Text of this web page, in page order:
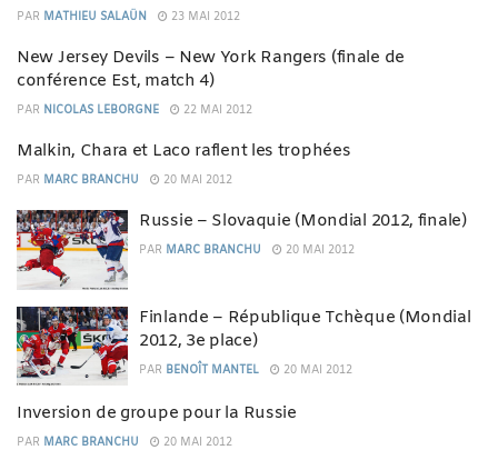
PAR MATHIEU SALAÜN 23 MAI 2012
New Jersey Devils – New York Rangers (finale de
conférence Est, match 4)
PAR NICOLAS LEBORGNE 22 MAI 2012
Malkin, Chara et Laco raflent les trophées
PAR MARC BRANCHU 20 MAI 2012
Russie – Slovaquie (Mondial 2012, finale)
PAR MARC BRANCHU 20 MAI 2012
Finlande – République Tchèque (Mondial
2012, 3e place)
PAR BENOÎT MANTEL 20 MAI 2012
Inversion de groupe pour la Russie
PAR MARC BRANCHU 20 MAI 2012